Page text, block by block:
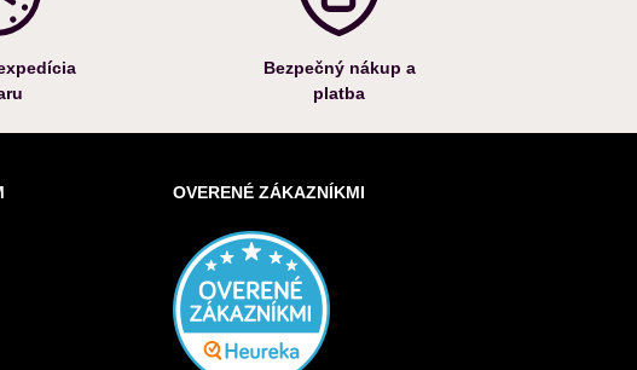
Bezpečný nákup a
platba
OVERENÉ ZÁKAZNÍKMI